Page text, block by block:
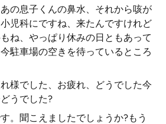
の息子くんの鼻水、それから咳が
児科にですね、来たんですけれど
ね、やっぱり休みの日ともあって
駐車場の空きを待っているところ
様でした、お疲れ、どうでした今
うでした?
。聞こえましたでしょうか?もう